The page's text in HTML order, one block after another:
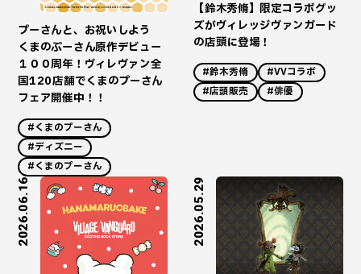
プーさんと、お祝いしよう
くまのぷーさん原作デビュー
１００周年！ヴィレヴァン全
国120店舗でくまのプーさん
フェア開催中！！
#くまのプーさん
#ディズニー
#くまのプーさん
【鈴木秀脩】限定コラボグッ
ズがヴィレッジヴァンガード
の店頭に登場！
#鈴木秀脩
#VVコラボ
#店頭販売
#俳優
2026.06.16 2026.05.29